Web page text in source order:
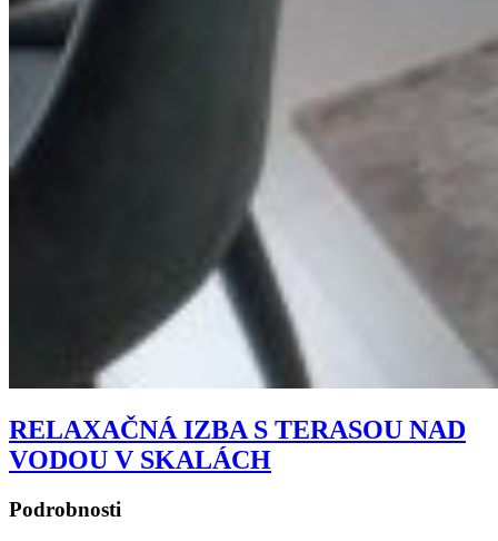
RELAXAČNÁ IZBA S TERASOU NAD
VODOU V SKALÁCH
Podrobnosti